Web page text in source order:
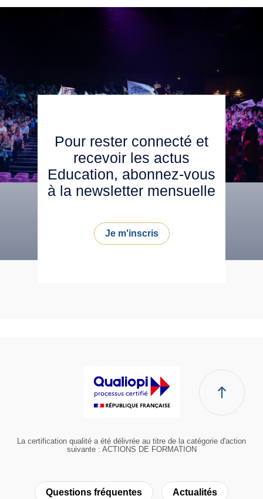
Pour rester connecté et
recevoir les actus
Education, abonnez-vous
à la newsletter mensuelle
Je m'inscris
La certification qualité a été délivrée au titre de la catégorie d'action
suivante : ACTIONS DE FORMATION
Questions fréquentes Actualités